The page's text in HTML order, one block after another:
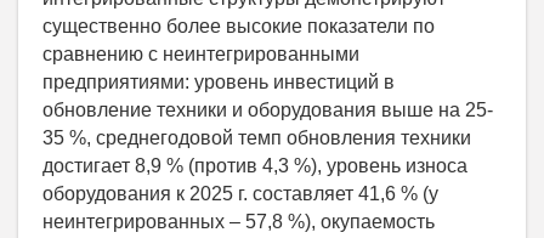
существенно более высокие показатели по
сравнению с неинтегрированными
предприятиями: уровень инвестиций в
обновление техники и оборудования выше на 25-
35 %, среднегодовой темп обновления техники
достигает 8,9 % (против 4,3 %), уровень износа
оборудования к 2025 г. составляет 41,6 % (у
неинтегрированных – 57,8 %), окупаемость